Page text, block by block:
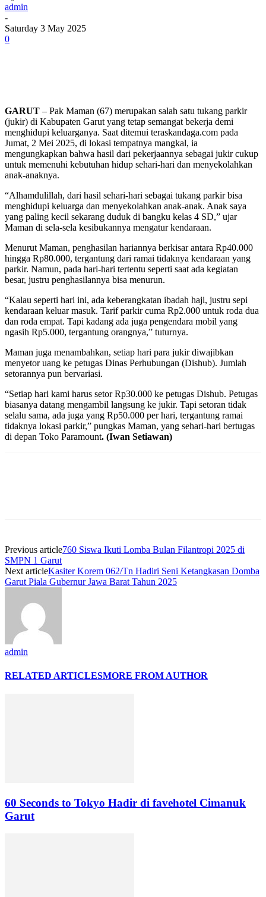
admin
-
Saturday 3 May 2025
0
GARUT – Pak Maman (67) merupakan salah satu tukang parkir
(jukir) di Kabupaten Garut yang tetap semangat bekerja demi
menghidupi keluarganya. Saat ditemui teraskandaga.com pada
Jumat, 2 Mei 2025, di lokasi tempatnya mangkal, ia
mengungkapkan bahwa hasil dari pekerjaannya sebagai jukir cukup
untuk memenuhi kebutuhan hidup sehari-hari dan menyekolahkan
anak-anaknya.
“Alhamdulillah, dari hasil sehari-hari sebagai tukang parkir bisa
menghidupi keluarga dan menyekolahkan anak-anak. Anak saya
yang paling kecil sekarang duduk di bangku kelas 4 SD,” ujar
Maman di sela-sela kesibukannya mengatur kendaraan.
Menurut Maman, penghasilan hariannya berkisar antara Rp40.000
hingga Rp80.000, tergantung dari ramai tidaknya kendaraan yang
parkir. Namun, pada hari-hari tertentu seperti saat ada kegiatan
besar, justru penghasilannya bisa menurun.
“Kalau seperti hari ini, ada keberangkatan ibadah haji, justru sepi
kendaraan keluar masuk. Tarif parkir cuma Rp2.000 untuk roda dua
dan roda empat. Tapi kadang ada juga pengendara mobil yang
ngasih Rp5.000, tergantung orangnya,” tuturnya.
Maman juga menambahkan, setiap hari para jukir diwajibkan
menyetor uang ke petugas Dinas Perhubungan (Dishub). Jumlah
setorannya pun bervariasi.
“Setiap hari kami harus setor Rp30.000 ke petugas Dishub. Petugas
biasanya datang mengambil langsung ke jukir. Tapi setoran tidak
selalu sama, ada juga yang Rp50.000 per hari, tergantung ramai
tidaknya lokasi parkir,” pungkas Maman, yang sehari-hari bertugas
di depan Toko Paramount. (Iwan Setiawan)
Previous article760 Siswa Ikuti Lomba Bulan Filantropi 2025 di
SMPN 1 Garut
Next articleKasiter Korem 062/Tn Hadiri Seni Ketangkasan Domba
Garut Piala Gubernur Jawa Barat Tahun 2025
admin
RELATED ARTICLESMORE FROM AUTHOR
60 Seconds to Tokyo Hadir di favehotel Cimanuk
Garut